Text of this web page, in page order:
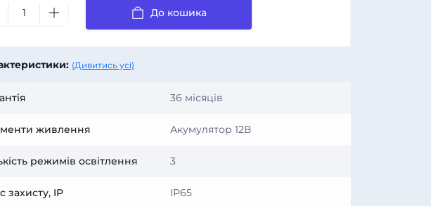
До кошика
(Дивитись усі)
36 місяців
живлення Акумулятор 12В
режимів освітлення 3
захисту, IP IP65